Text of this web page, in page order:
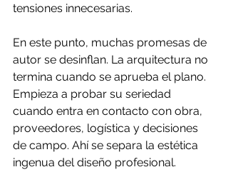
tensiones innecesarias.
En este punto, muchas promesas de
autor se desinflan. La arquitectura no
termina cuando se aprueba el plano.
Empieza a probar su seriedad
cuando entra en contacto con obra,
proveedores, logística y decisiones
de campo. Ahí se separa la estética
ingenua del diseño profesional.